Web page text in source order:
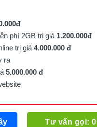
phí 2GB trị giá 1.200.000đ
trị giá 4.000.000 đ
ra
5.000.000 đ
Tư vấn gọi: